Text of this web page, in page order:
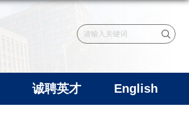
诚聘英才 English